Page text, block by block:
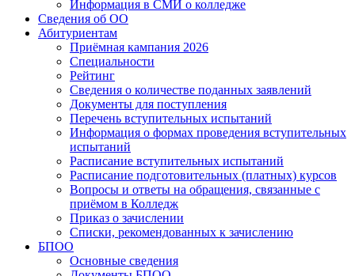
Информация в СМИ о колледже
Сведения об ОО
Абитуриентам
Приёмная кампания 2026
Специальности
Рейтинг
Сведения о количестве поданных заявлений
Документы для поступления
Перечень вступительных испытаний
Информация о формах проведения вступительных
испытаний
Расписание вступительных испытаний
Расписание подготовительных (платных) курсов
Вопросы и ответы на обращения, связанные с
приёмом в Колледж
Приказ о зачислении
Списки, рекомендованных к зачислению
БПОО
Основные сведения